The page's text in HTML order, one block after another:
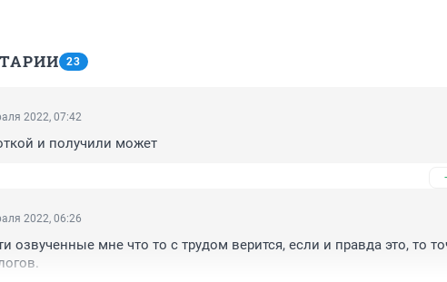
23
2022, 07:42
и получили может
2022, 06:26
озвученные мне что то с трудом верится, если и правда это, то